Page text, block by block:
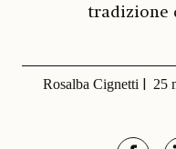
tradizione
Rosalba Cignetti 25